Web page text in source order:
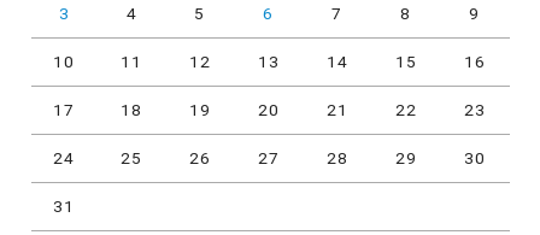
3 4 5 6 7 8 9
10 11 12 13 14 15 16
17 18 19 20 21 22 23
24 25 26 27 28 29 30
31